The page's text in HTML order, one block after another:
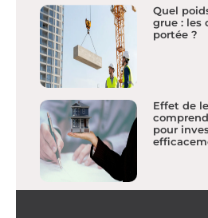
Quel
grue : les
portée ?
Effet de
pour